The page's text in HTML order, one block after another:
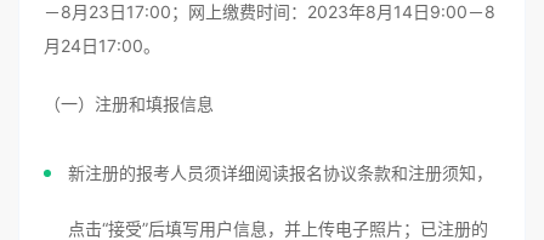
－8月23日17:00；网上缴费时间：2023年8月14日9:00－8
月24日17:00。
（一）注册和填报信息
新注册的报考人员须详细阅读报名协议条款和注册须知，
点击“接受”后填写用户信息，并上传电子照片；已注册的